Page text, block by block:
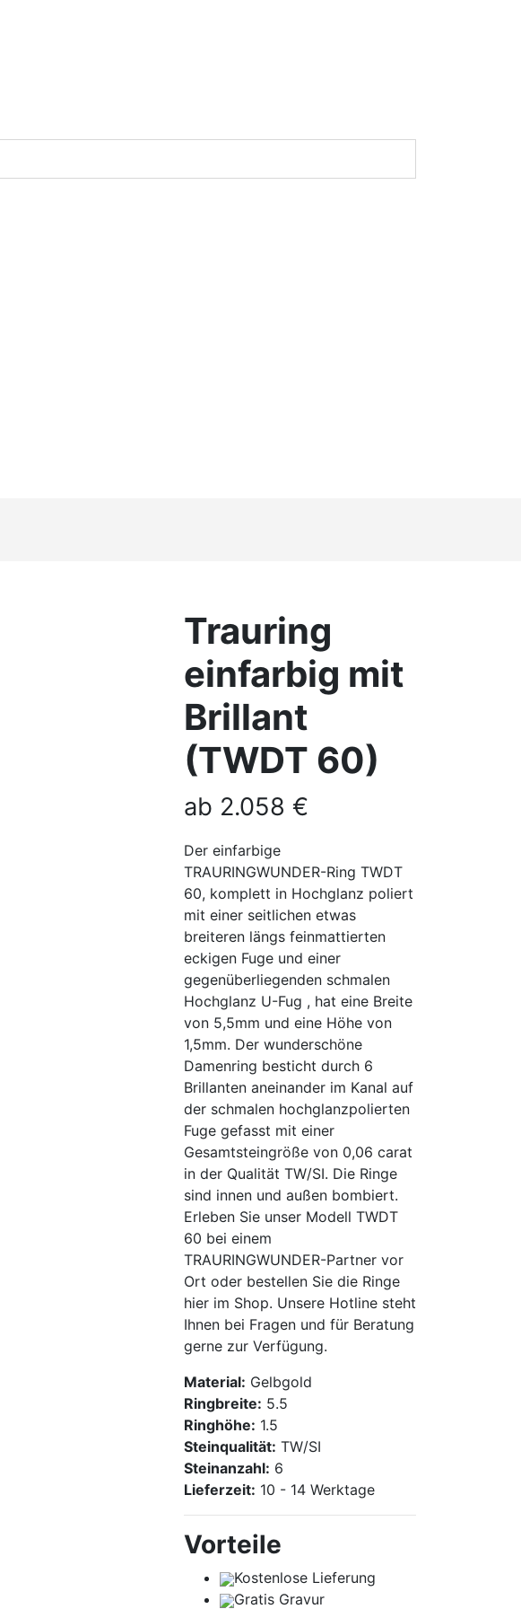
Trauring
einfarbig mit
Brillant
(TWDT 60)
ab 2.058 €
Der einfarbige
TRAURINGWUNDER-Ring TWDT
60, komplett in Hochglanz poliert
mit einer seitlichen etwas
breiteren längs feinmattierten
eckigen Fuge und einer
gegenüberliegenden schmalen
Hochglanz U-Fug , hat eine Breite
von 5,5mm und eine Höhe von
1,5mm. Der wunderschöne
Damenring besticht durch 6
Brillanten aneinander im Kanal auf
der schmalen hochglanzpolierten
Fuge gefasst mit einer
Gesamtsteingröße von 0,06 carat
in der Qualität TW/SI. Die Ringe
sind innen und außen bombiert.
Erleben Sie unser Modell TWDT
60 bei einem
TRAURINGWUNDER-Partner vor
Ort oder bestellen Sie die Ringe
hier im Shop. Unsere Hotline steht
Ihnen bei Fragen und für Beratung
gerne zur Verfügung.
Material: Gelbgold
Ringbreite: 5.5
Ringhöhe: 1.5
Steinqualität: TW/SI
Steinanzahl: 6
Lieferzeit: 10 - 14 Werktage
Vorteile
Kostenlose Lieferung
Gratis Gravur